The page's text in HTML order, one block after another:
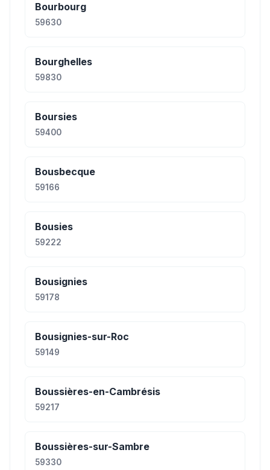
Bourbourg
59630
Bourghelles
59830
Boursies
59400
Bousbecque
59166
Bousies
59222
Bousignies
59178
Bousignies-sur-Roc
59149
Boussières-en-Cambrésis
59217
Boussières-sur-Sambre
59330